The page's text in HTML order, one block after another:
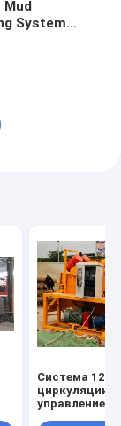
Mud
System
Система
циркуляции
управлением